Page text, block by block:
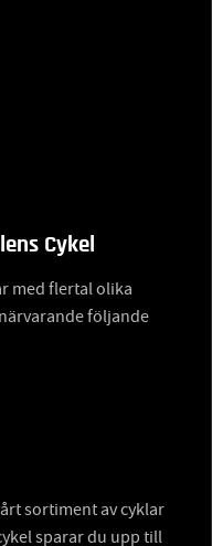
Cykel
med flertal olika
följande
sortiment av cyklar
sparar du upp till